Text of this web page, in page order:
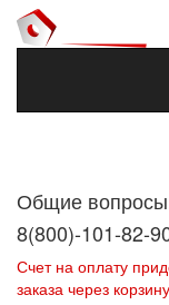
Общие
8(800)-101-82-
Счет на оплату
заказа через